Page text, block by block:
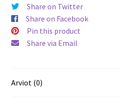
määrä
Share on Twitter
Share on Facebook
Pin this product
Share via Email
Arviot (0)